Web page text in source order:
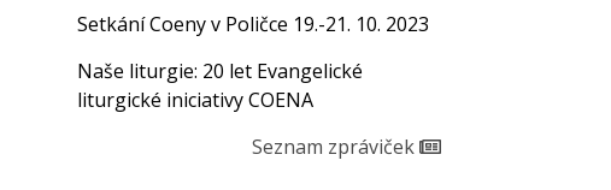
Setkání Coeny v Poličce 19.-21. 10. 2023
Naše liturgie: 20 let Evangelické
liturgické iniciativy COENA
Seznam zpráviček